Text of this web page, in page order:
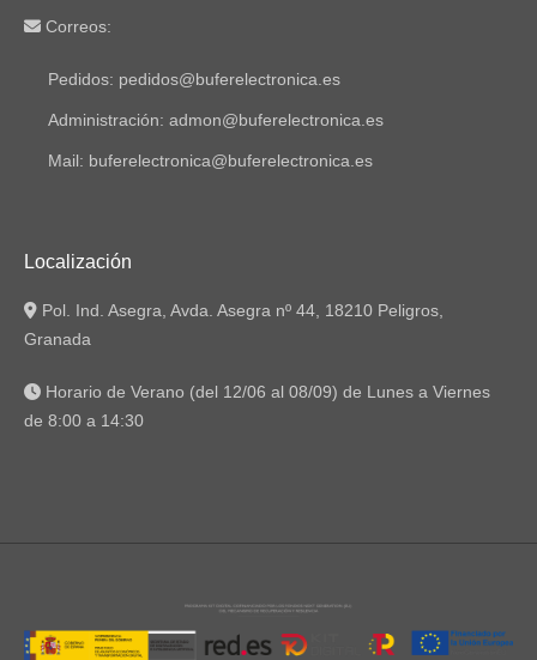
Correos:
Pedidos: pedidos@buferelectronica.es
Administración: admon@buferelectronica.es
Mail: buferelectronica@buferelectronica.es
Localización
Pol. Ind. Asegra, Avda. Asegra nº 44, 18210 Peligros,
Granada
Horario de Verano (del 12/06 al 08/09) de Lunes a Viernes
de 8:00 a 14:30